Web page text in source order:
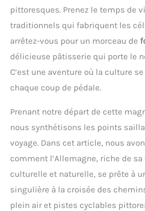
pittoresques. Prenez le temps de
traditionnels qui fabriquent les
arrêtez-vous pour un morceau de
délicieuse pâtisserie qui porte le
C’est une aventure où la culture
chaque coup de pédale.
Prenant notre départ de cette
nous synthétisons les points
voyage. Dans cet article, nous
comment l’Allemagne, riche de
culturelle et naturelle, se prête à
singulière à la croisée des
plein air et pistes cyclables